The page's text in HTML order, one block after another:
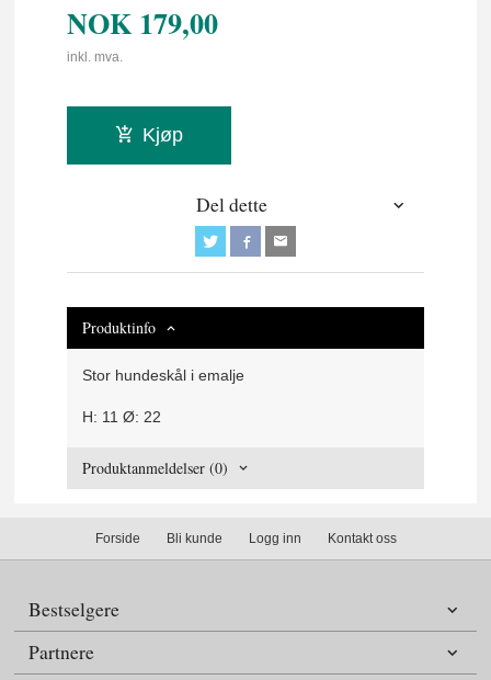
NOK 179,00
inkl. mva.
Kjøp
Del dette
Produktinfo
Stor hundeskål i emalje
H: 11 Ø: 22
Produktanmeldelser (0)
Forside Bli kunde Logg inn Kontakt oss
Bestselgere
Partnere